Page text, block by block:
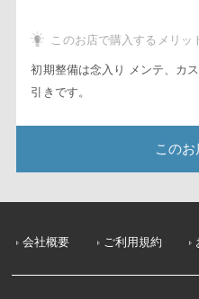
このお店で購入するメリッ
初期整備は念入り メンテ、カ
引きです。
この
会社概要 ご利用規約